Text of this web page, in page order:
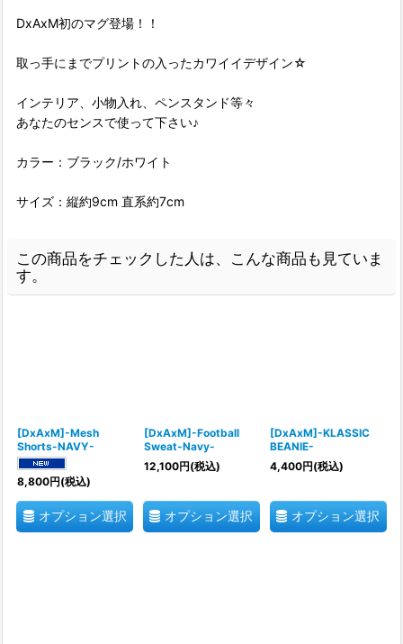
DxAxM初のマグ登場！！
取っ手にまでプリントの入ったカワイイデザイン☆
インテリア、小物入れ、ペンスタンド等々
あなたのセンスで使って下さい♪
カラー：ブラック/ホワイト
サイズ：縦約9cm 直系約7cm
この商品をチェックした人は、こんな商品も見ていま
す。
[DxAxM]-Mesh
Shorts-NAVY-
8,800円(税込)
オプション選択
[DxAxM]-Football
Sweat-Navy-
12,100円(税込)
オプション選択
[DxAxM]-KLASSIC
BEANIE-
4,400円(税込)
オプション選択